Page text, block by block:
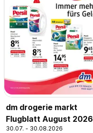
dm drogerie markt
Flugblatt August 2026
30.07. - 30.08.2026